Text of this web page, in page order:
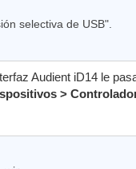
selectiva de USB".
Audient iD14 le
>